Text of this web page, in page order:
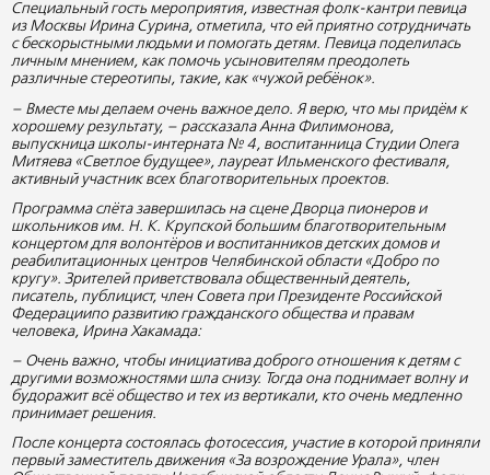
Специальный гость мероприятия, известная фолк-кантри певица
из Москвы Ирина Сурина, отметила, что ей приятно сотрудничать
с бескорыстными людьми и помогать детям. Певица поделилась
личным мнением, как помочь усыновителям преодолеть
различные стереотипы, такие, как «чужой ребёнок».
– Вместе мы делаем очень важное дело. Я верю, что мы придём к
хорошему результату, – рассказала Анна Филимонова,
выпускница школы-интерната № 4, воспитанница Студии Олега
Митяева «Светлое будущее», лауреат Ильменского фестиваля,
активный участник всех благотворительных проектов.
Программа слёта завершилась на сцене Дворца пионеров и
школьников им. Н. К. Крупской большим благотворительным
концертом для волонтёров и воспитанников детских домов и
реабилитационных центров Челябинской области «Добро по
кругу». Зрителей приветствовала общественный деятель,
писатель, публицист, член Совета при Президенте Российской
Федерациипо развитию гражданского общества и правам
человека, Ирина Хакамада:
– Очень важно, чтобы инициатива доброго отношения к детям с
другими возможностями шла снизу. Тогда она поднимает волну и
будоражит всё общество и тех из вертикали, кто очень медленно
принимает решения.
После концерта состоялась фотосессия, участие в которой приняли
первый заместитель движения «За возрождение Урала», член